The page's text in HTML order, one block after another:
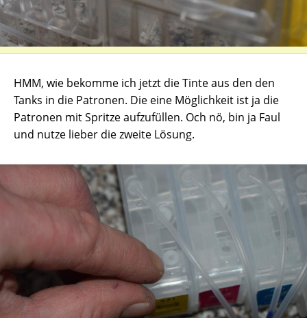
HMM, wie bekomme ich jetzt die Tinte aus den den
Tanks in die Patronen. Die eine Möglichkeit ist ja die
Patronen mit Spritze aufzufüllen. Och nö, bin ja Faul
und nutze lieber die zweite Lösung.